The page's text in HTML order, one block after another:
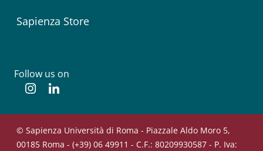
Sapienza Store
Follow us on
Instagram
© Sapienza Università di Roma - Piazzale Aldo Moro 5,
00185 Roma - (+39) 06 49911 - C.F.: 80209930587 - P. Iva: